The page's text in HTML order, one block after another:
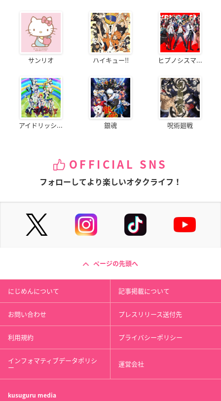
サンリオ ハイキュー!! ヒプノシスマ...
アイドリッシ... 銀魂 呪術廻戦
OFFICIAL SNS
フォローしてより楽しいオタクライフ！
ページの先頭へ
にじめんについて 記事掲載について
お問い合わせ プレスリリース送付先
利用規約 プライバシーポリシー
インフォマティブデータポリシ
ー 運営会社
kusuguru media